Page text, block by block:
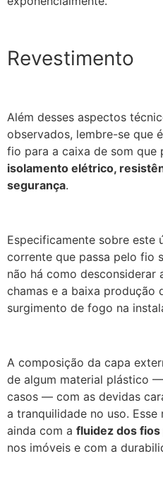
Revestimento
Além desses aspectos
observados, lembre-se que
fio para a caixa de som que
isolamento elétrico,
segurança.
Especificamente sobre este
corrente que passa pelo fio
não há como
chamas e a baixa produção
surgimento de fogo na
A composição da capa
de algum material plástico
casos — com as devidas
a tranquilidade no uso.
ainda com a fluidez dos fios
nos imóveis e com a